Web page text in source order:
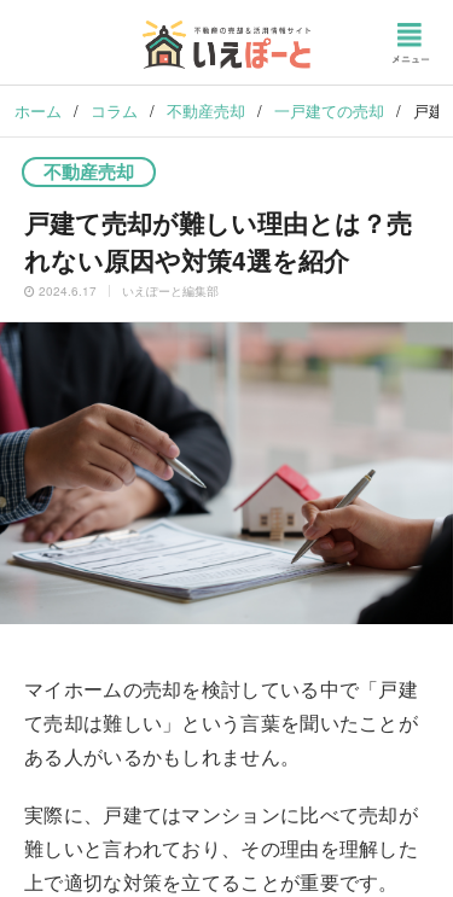
ホーム / コラム / 不動産売却 / 一戸建ての売却 / 戸建
不動産売却
戸建て売却が難しい理由とは？売
れない原因や対策4選を紹介
2024.6.17 いえぽーと編集部
マイホームの売却を検討している中で「戸建
て売却は難しい」という言葉を聞いたことが
ある人がいるかもしれません。
実際に、戸建てはマンションに比べて売却が
難しいと言われており、その理由を理解した
上で適切な対策を立てることが重要です。